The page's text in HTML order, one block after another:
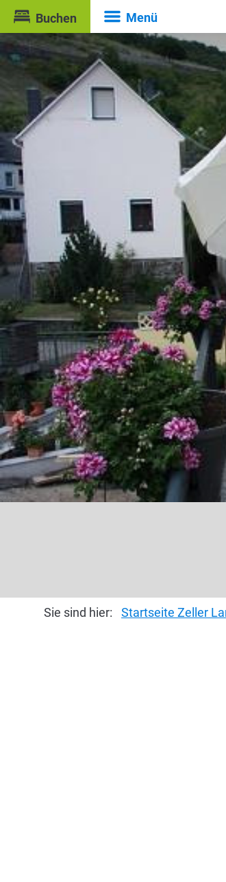
Buchen Menü
Sie sind hier: Startseite Zeller